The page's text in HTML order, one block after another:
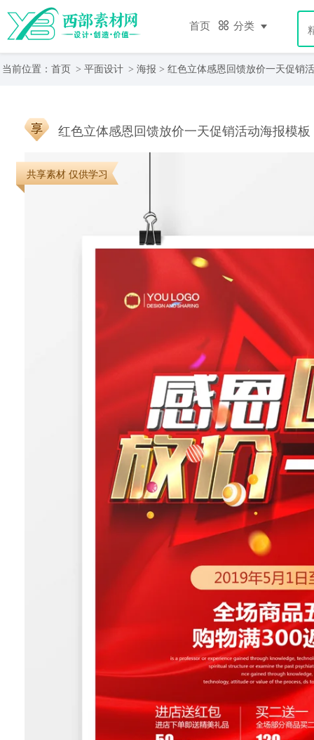
首页 分类
当前位置： 首页 > 平面设计 > 海报 > 红色立体感恩回馈放价一天促销
红色立体感恩回馈放价一天促销活动海报模板
共享素材 仅供学习